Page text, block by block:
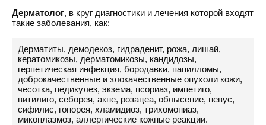
Дерматолог, в круг диагностики и лечения которой входят
такие заболевания, как:
Дерматиты, демодекоз, гидраденит, рожа, лишай,
кератомикозы, дерматомикозы, кандидозы,
герпетическая инфекция, бородавки, папилломы,
доброкачественные и злокачественные опухоли кожи,
чесотка, педикулез, экзема, псориаз, импетиго,
витилиго, себорея, акне, розацеа, облысение, невус,
сифилис, гонорея, хламидиоз, трихомониаз,
микоплазмоз, аллергические кожные реакции.